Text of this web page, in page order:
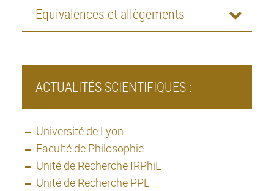
Equivalences et allègements
ACTUALITÉS SCIENTIFIQUES :
Université de Lyon
Faculté de Philosophie
Unité de Recherche IRPhiL
Unité de Recherche PPL